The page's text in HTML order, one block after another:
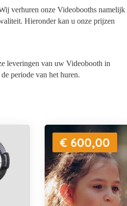
verhuren onze Videobooths namelijk
Hieronder kan u onze prijzen
leveringen van uw Videobooth in
periode van het huren.
€ 600,00